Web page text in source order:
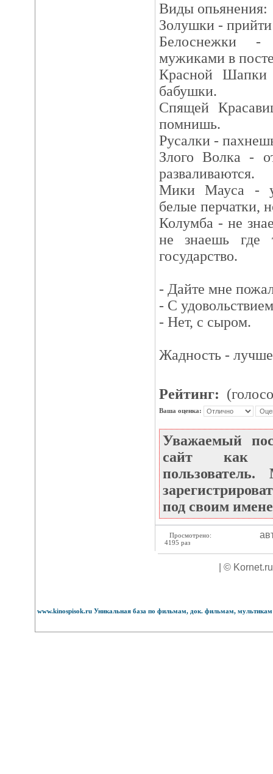
Виды опьянения:
Золушки -
Белоснежки
мужиками в
Красной Шапки
бабушки.
Спящей
помнишь.
Русалки -
Злого Волка -
разваливаются.
Мики Мауса -
белые перчатки,
Колумба - не
не знаешь где
государство.
- Дайте мне
- С
- Нет, с сыром.
Жадность -
Рейтинг:
Ваша оценка:
Уважаемый
сайт как
под своим
Просмотрено:
4195 раз
| ©
www.kinospisok.ru Уникальная база по фильмам, док. фильмам,